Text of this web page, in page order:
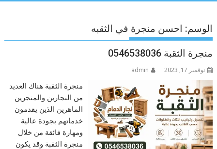
الوسم: احسن منجرة في الثقبه
منجرة الثقبة 0546538036
نوفمبر 17, 2023 admin
منجرة الثقبة هناك العديد
من النجارين والمنجرين
الماهرين الذين يقدمون
خدماتهم بجودة عالية
ومهارة فائقة من خلال
منجرة الثقبة وقد يكون